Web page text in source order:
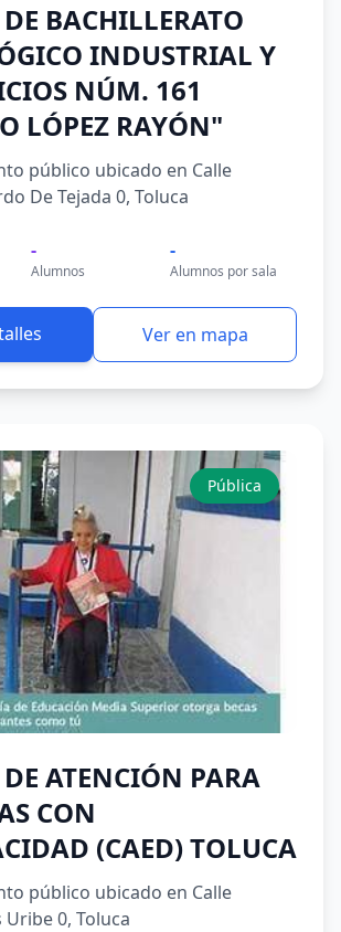
BACHILLERATO
INDUSTRIAL Y
NÚM. 161
LÓPEZ RAYÓN"
público ubicado en Calle
De Tejada 0, Toluca
-
Alumnos
-
Alumnos por sala
Ver en mapa
Pública
ATENCIÓN PARA
CON
(CAED) TOLUCA
público ubicado en Calle
Uribe 0, Toluca